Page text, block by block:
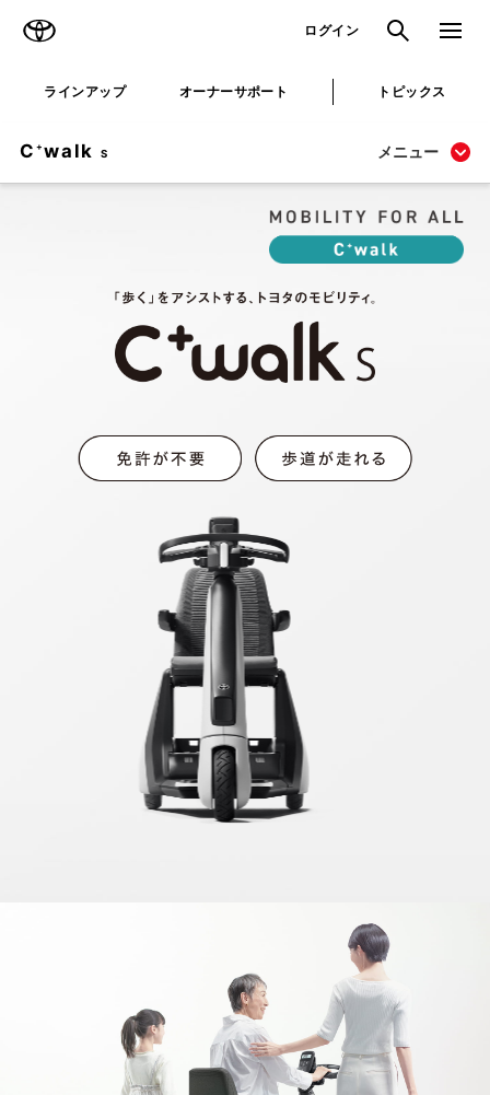
ログイン 検索 メニュ
ラインアップ オーナーサポート トピックス
C +walk S メニュー